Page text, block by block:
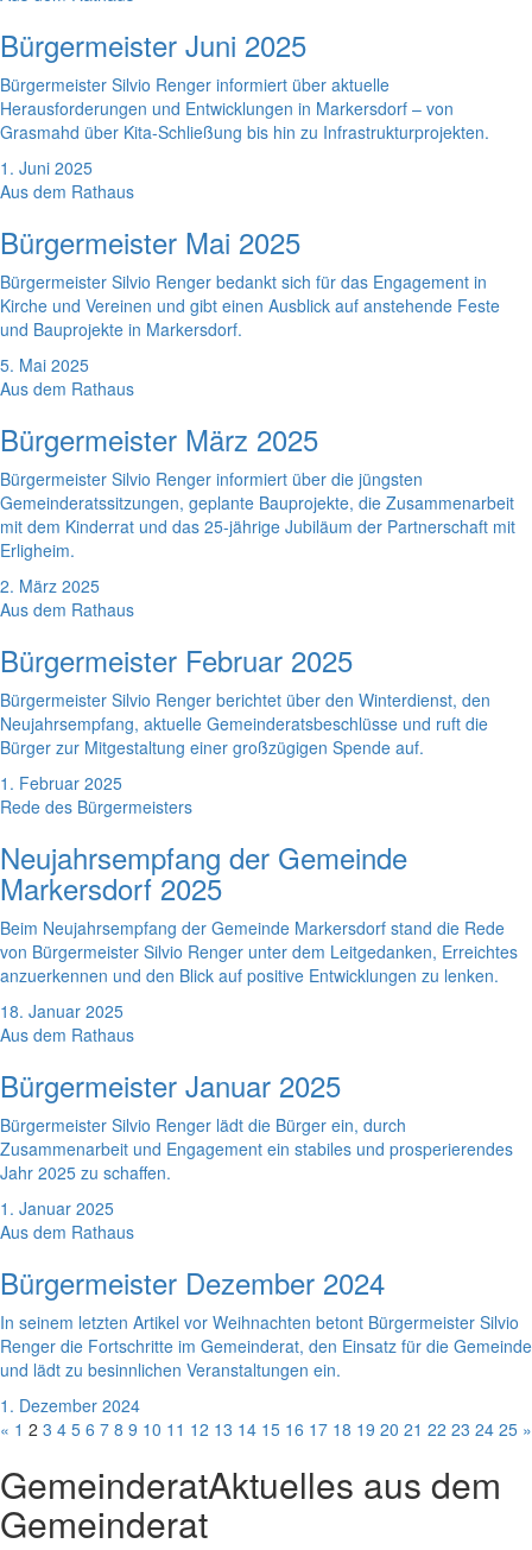
Bürgermeister Juni 2025
Bürgermeister Silvio Renger informiert über aktuelle
Herausforderungen und Entwicklungen in Markersdorf – von
Grasmahd über Kita-Schließung bis hin zu Infrastrukturprojekten.
1. Juni 2025
Aus dem Rathaus
Bürgermeister Mai 2025
Bürgermeister Silvio Renger bedankt sich für das Engagement in
Kirche und Vereinen und gibt einen Ausblick auf anstehende Feste
und Bauprojekte in Markersdorf.
5. Mai 2025
Aus dem Rathaus
Bürgermeister März 2025
Bürgermeister Silvio Renger informiert über die jüngsten
Gemeinderatssitzungen, geplante Bauprojekte, die Zusammenarbeit
mit dem Kinderrat und das 25-jährige Jubiläum der Partnerschaft mit
Erligheim.
2. März 2025
Aus dem Rathaus
Bürgermeister Februar 2025
Bürgermeister Silvio Renger berichtet über den Winterdienst, den
Neujahrsempfang, aktuelle Gemeinderatsbeschlüsse und ruft die
Bürger zur Mitgestaltung einer großzügigen Spende auf.
1. Februar 2025
Rede des Bürgermeisters
Neujahrsempfang der Gemeinde
Markersdorf 2025
Beim Neujahrsempfang der Gemeinde Markersdorf stand die Rede
von Bürgermeister Silvio Renger unter dem Leitgedanken, Erreichtes
anzuerkennen und den Blick auf positive Entwicklungen zu lenken.
18. Januar 2025
Aus dem Rathaus
Bürgermeister Januar 2025
Bürgermeister Silvio Renger lädt die Bürger ein, durch
Zusammenarbeit und Engagement ein stabiles und prosperierendes
Jahr 2025 zu schaffen.
1. Januar 2025
Aus dem Rathaus
Bürgermeister Dezember 2024
In seinem letzten Artikel vor Weihnachten betont Bürgermeister Silvio
Renger die Fortschritte im Gemeinderat, den Einsatz für die Gemeinde
und lädt zu besinnlichen Veranstaltungen ein.
1. Dezember 2024
« 1 2 3 4 5 6 7 8 9 10 11 12 13 14 15 16 17 18 19 20 21 22 23 24 25 »
GemeinderatAktuelles aus dem
Gemeinderat